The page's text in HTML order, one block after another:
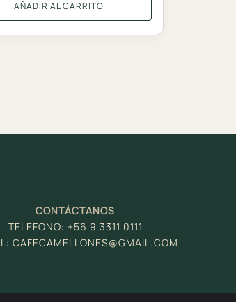
AÑADIR AL CARRITO
CONTÁCTANOS
TELEFONO: +56 9 3311 0111
CAFECAMELLONES@GMAIL.COM